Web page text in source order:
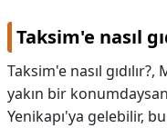
Taksim'e nasıl
Taksim'e nasıl gıdılır?,
yakın bir
Yenikapı'ya gelebilir,